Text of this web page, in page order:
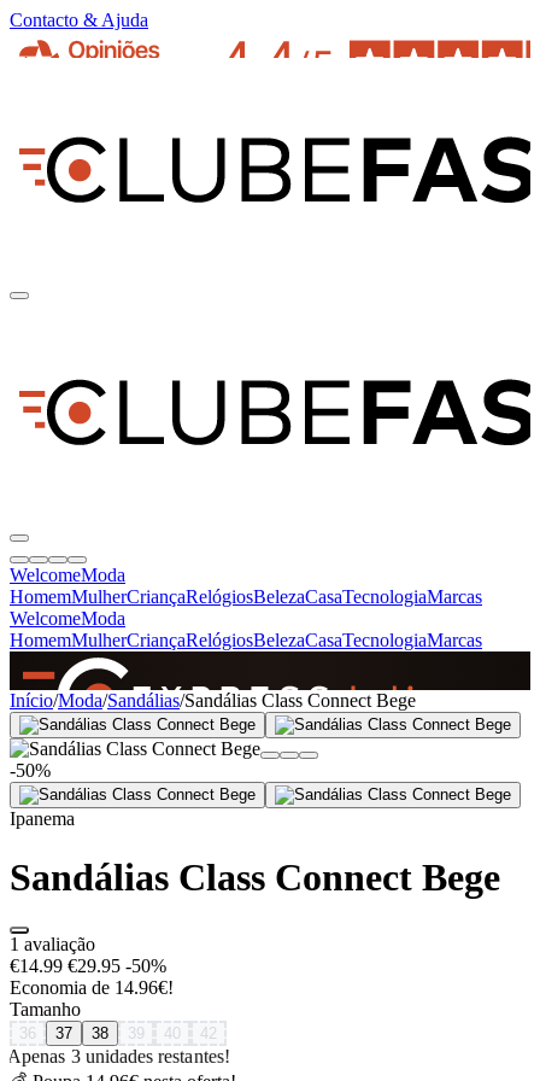
Contacto & Ajuda
WelcomeModa
HomemMulherCriançaRelógiosBelezaCasaTecnologiaMarcas
WelcomeModa
HomemMulherCriançaRelógiosBelezaCasaTecnologiaMarcas
SINCE 2005
+de 36.000 reviews
Início/Moda/Sandálias/Sandálias Class Connect Bege
-50%
Ipanema
Sandálias Class Connect Bege
1 avaliação
€14.99 €29.95 -50%
Economia de 14.96€!
Tamanho
36 37 38 39 40 42
Apenas 3 unidades restantes!